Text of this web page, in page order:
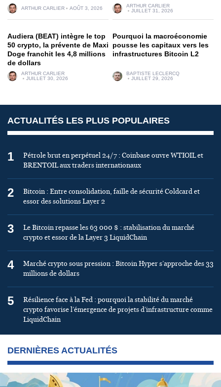
ARTHUR CARLIER AOÛT 3, 2026
ARTHUR CARLIER
JUILLET 31, 2026
Audiera (BEAT) intègre le top
50 crypto, la prévente de Maxi
Doge franchit les 4,8 millions
de dollars
ARTHUR CARLIER
JUILLET 30, 2026
Pourquoi la macroéconomie
pousse les capitaux vers les
infrastructures Bitcoin L2
BAPTISTE LECLERCQ
JUILLET 29, 2026
ACTUALITÉS LES PLUS POPULAIRES
1
Pétrole brut en perpétuel 24/7 : Coinbase ouvre WTIOIL et
BRENTOIL aux traders internationaux
2
Bitcoin : Entre consolidation, faille de sécurité Coldcard et
essor des solutions Layer 2
3
Le Bitcoin repasse les 63 000 $ : stabilisation du marché
crypto et essor de la Layer 3 LiquidChain
4
Marché crypto sous pression : Bitcoin Hyper s’approche des 33
millions de dollars
5
Résilience face à la Fed : pourquoi la stabilité du marché
crypto favorise l’émergence de projets d’infrastructure comme
LiquidChain
DERNIÈRES ACTUALITÉS